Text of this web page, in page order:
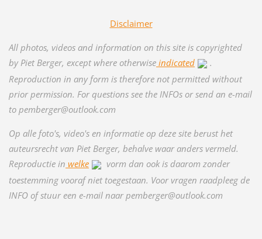
Disclaimer
All photos, videos and information on this site is copyrighted
by Piet Berger, except where otherwiseindicated
.
Reproduction in any form is therefore not permitted without
prior permission. For questions see the INFOs or send an e-mail
to pemberger@outlook.com
Op alle foto's, video's en informatieop deze site berust het
auteursrecht van Piet Berger, behalve waar anders vermeld.
Reproductie in welke
vorm dan ook is daarom zonder
toestemming vooraf niet toegestaan. Voor vragen raadpleeg de
INFO of stuur een e-mail naar pemberger@outlook.com